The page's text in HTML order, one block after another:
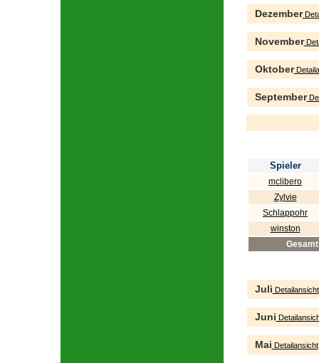
Dezember
November
Oktober
September
Spieler
mclibero
Zylvie
Schlappohr
winston
Gesamt
Juli Detailansicht
Juni
Mai Detailansicht